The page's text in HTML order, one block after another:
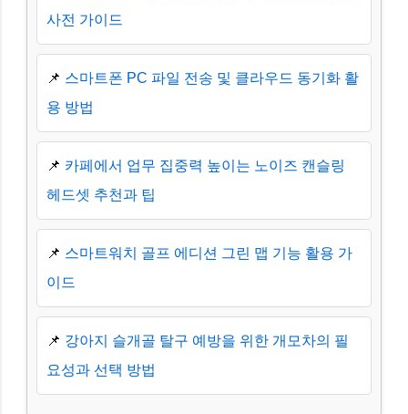
사전 가이드
📌 스마트폰 PC 파일 전송 및 클라우드 동기화 활
용 방법
📌 카페에서 업무 집중력 높이는 노이즈 캔슬링
헤드셋 추천과 팁
📌 스마트워치 골프 에디션 그린 맵 기능 활용 가
이드
📌 강아지 슬개골 탈구 예방을 위한 개모차의 필
요성과 선택 방법